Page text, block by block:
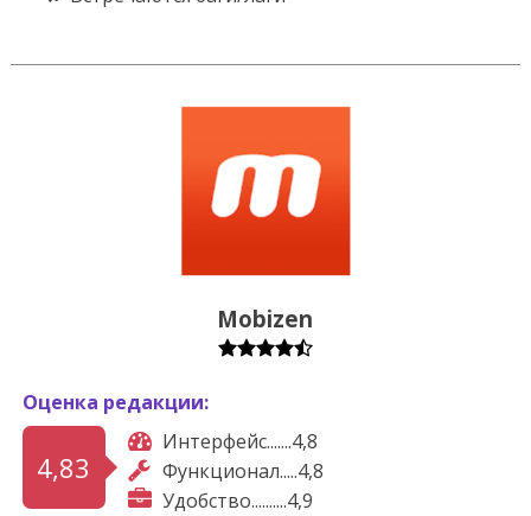
Mobizen
Оценка редакции:
4,83
Интерфейс.......4,8
Функционал.....4,8
Удобство..........4,9